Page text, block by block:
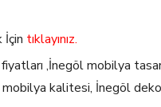
İçin tıklayınız.
,İnegöl mobilya
kalitesi, İnegöl